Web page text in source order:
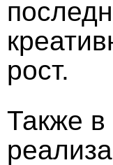
рост.
Также в